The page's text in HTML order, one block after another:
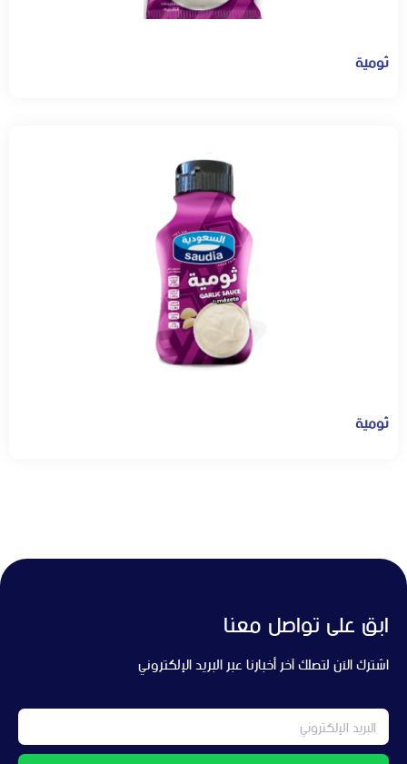
ثومية
ثومية
ابق على تواصل معنا
اشترك الآن لتصلك آخر أخبارنا عبر البريد الإلكتروني